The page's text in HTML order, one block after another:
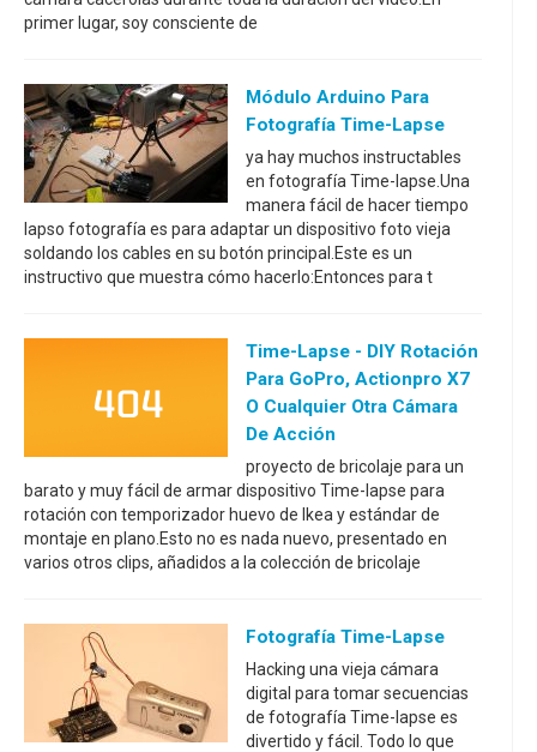
primer lugar, soy consciente de
Módulo Arduino Para
Fotografía Time-Lapse
ya hay muchos instructables
en fotografía Time-lapse.Una
manera fácil de hacer tiempo
lapso fotografía es para adaptar un dispositivo foto vieja
soldando los cables en su botón principal.Este es un
instructivo que muestra cómo hacerlo:Entonces para t
Time-Lapse - DIY Rotación
Para GoPro, Actionpro X7
O Cualquier Otra Cámara
De Acción
proyecto de bricolaje para un
barato y muy fácil de armar dispositivo Time-lapse para
rotación con temporizador huevo de Ikea y estándar de
montaje en plano.Esto no es nada nuevo, presentado en
varios otros clips, añadidos a la colección de bricolaje
Fotografía Time-Lapse
Hacking una vieja cámara
digital para tomar secuencias
de fotografía Time-lapse es
divertido y fácil. Todo lo que